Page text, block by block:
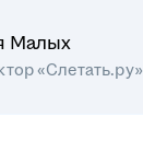
Малых
«Слетать.ру»